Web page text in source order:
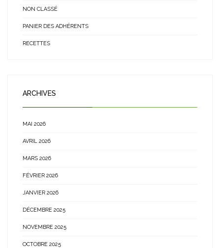
NON CLASSÉ
PANIER DES ADHÉRENTS
RECETTES
ARCHIVES
MAI 2026
AVRIL 2026
MARS 2026
FÉVRIER 2026
JANVIER 2026
DÉCEMBRE 2025
NOVEMBRE 2025
OCTOBRE 2025